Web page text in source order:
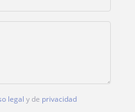
legal y de privacidad